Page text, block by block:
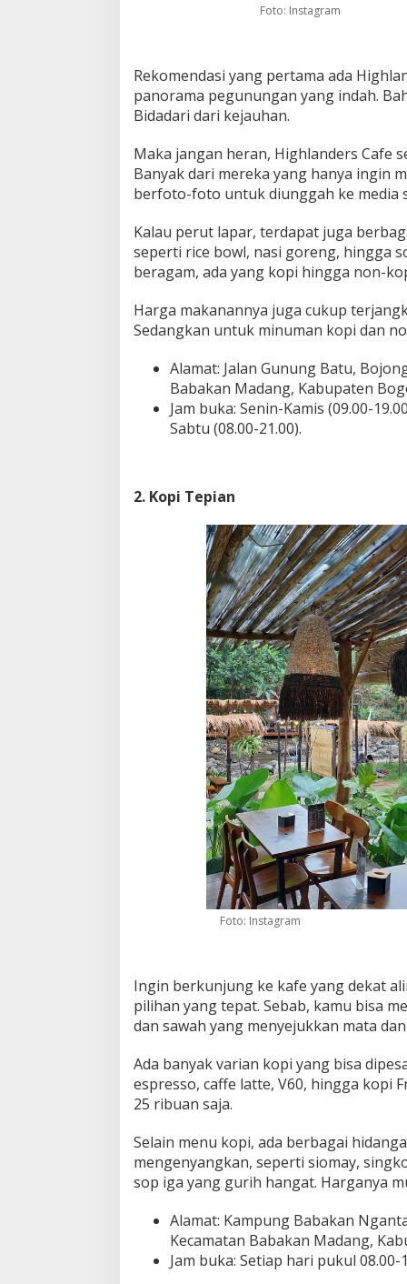
Foto: Instagram
Rekomendasi yang pertama ada
panorama pegunungan yang indah.
Bidadari dari kejauhan.
Maka jangan heran, Highlanders Cafe
Banyak dari mereka yang hanya ingin
berfoto-foto untuk diunggah ke media
Kalau perut lapar, terdapat juga
seperti rice bowl, nasi goreng, hingga
beragam, ada yang kopi hingga non-
Harga makanannya juga cukup
Sedangkan untuk minuman kopi dan
Alamat: Jalan Gunung Batu,
Babakan Madang, Kabupaten
Jam buka: Senin-Kamis (09.00-
Sabtu (08.00-21.00).
2. Kopi Tepian
Foto: Instagram
Ingin berkunjung ke kafe yang dekat
pilihan yang tepat. Sebab, kamu bisa
dan sawah yang menyejukkan mata
Ada banyak varian kopi yang bisa
espresso, caffe latte, V60, hingga kopi
25 ribuan saja.
Selain menu kopi, ada berbagai
mengenyangkan, seperti siomay,
sop iga yang gurih hangat. Harganya
Alamat: Kampung Babakan
Kecamatan Babakan Madang,
Jam buka: Setiap hari pukul 08.00-